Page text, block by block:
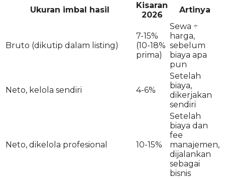
Ukuran imbal hasil
Kisaran
2026
Artinya
Bruto (dikutip dalam listing)
7-15%
(10-18%
prima)
Sewa ÷
harga,
sebelum
biaya apa
pun
Neto, kelola sendiri 4-6%
Setelah
biaya,
dikerjakan
sendiri
Neto, dikelola profesional 10-15%
Setelah
biaya dan
fee
manajemen,
dijalankan
sebagai
bisnis